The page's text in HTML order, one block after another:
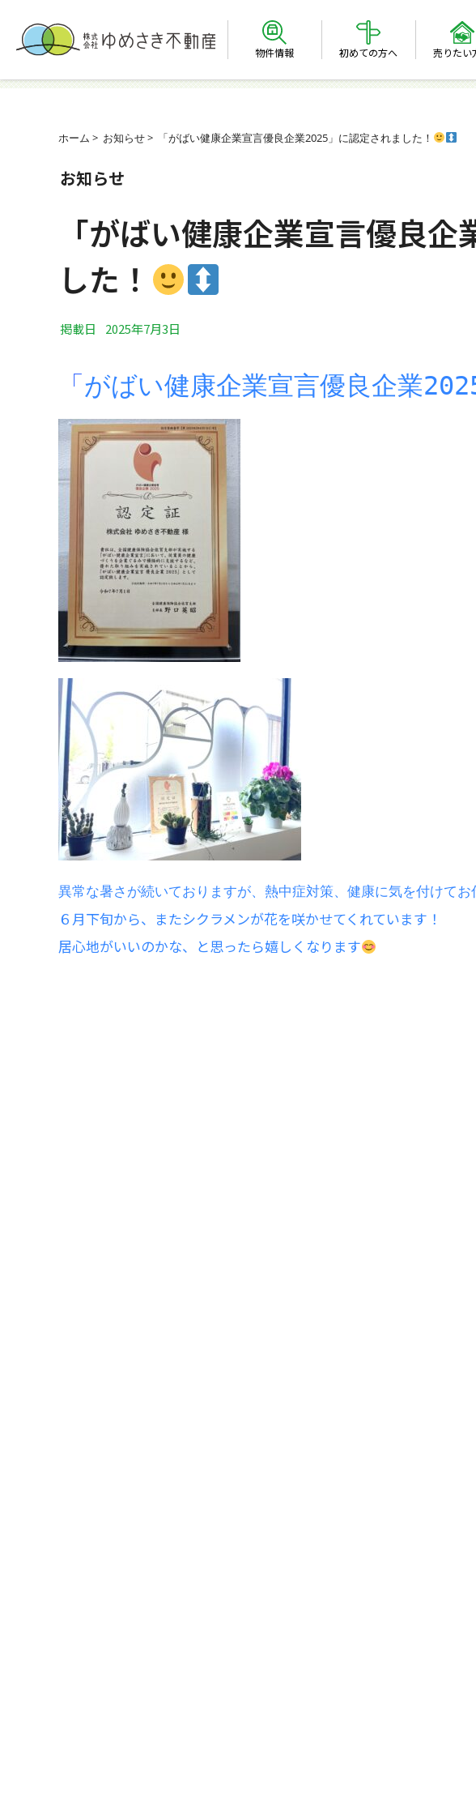
物件情報 初めての方へ 売りたい
ホーム お知らせ 「がばい健康企業宣言優良企業2025」に認定されました！
お知らせ
「がばい健康企業宣言優良
した！
掲載日 2025年7月3日
「がばい健康企業宣言優良企業
異常な暑さが続いておりますが、熱中症対策、健康に気を付けてお
６月下旬から、またシクラメンが花を咲かせてくれています！
居心地がいいのかな、と思ったら嬉しくなります